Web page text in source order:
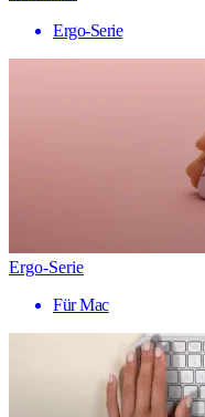
Ergo-Serie
Ergo-Serie
Für Mac